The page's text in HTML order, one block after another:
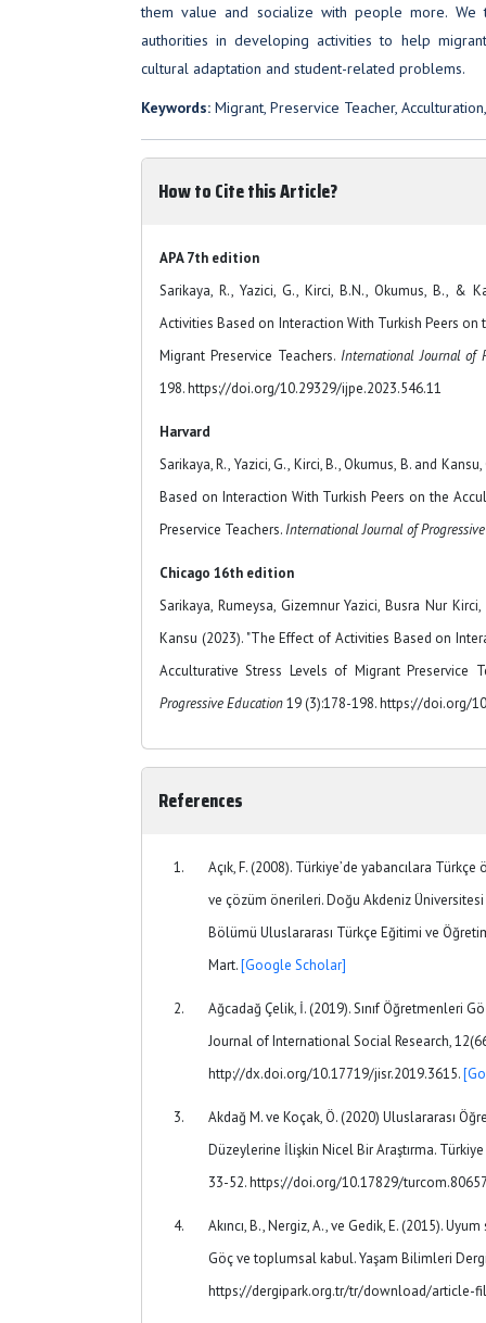
them value and socialize with people more.
authorities in developing activities to help
cultural adaptation and student-related problems.
Keywords: Migrant, Preservice Teacher,
How to Cite this Article?
APA 7th edition
Sarikaya, R., Yazici, G., Kirci, B.N., Okumus, B., &
Activities Based on Interaction With Turkish Peers on
Migrant Preservice Teachers. International Journal of
198. https://doi.org/10.29329/ijpe.2023.546.11
Harvard
Sarikaya, R., Yazici, G., Kirci, B., Okumus, B. and
Based on Interaction With Turkish Peers on the
Preservice Teachers. International Journal of
Chicago 16th edition
Sarikaya, Rumeysa, Gizemnur Yazici, Busra Nur
Kansu (2023). "The Effect of Activities Based on
Acculturative Stress Levels of Migrant Preservice
Progressive Education19 (3):178-198. https://doi.org/
References
Açık, F. (2008). Türkiye’de yabancılara
ve çözüm önerileri. Doğu Akdeniz
Bölümü Uluslararası Türkçe Eğitimi ve
Mart.[Google Scholar]
Ağcadağ Çelik, İ. (2019). Sınıf Öğretmenleri
Journal of International Social Research,
http://dx.doi.org/10.17719/jisr.2019.3615.
Akdağ M. ve Koçak, Ö. (2020) Uluslararası
Düzeylerine İlişkin Nicel Bir Araştırma.
33-52. https://doi.org/10.17829/
Akıncı, B., Nergiz, A., ve Gedik, E. (2015).
Göç ve toplumsal kabul. Yaşam Bilimleri
https://dergipark.org.tr/tr/download/article-